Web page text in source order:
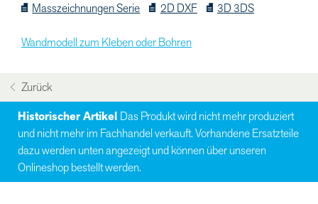
Masszeichnungen Serie
2D DXF 3D 3DS
Wandmodell zum Kleben oder Bohren
Zurück
Historischer Artikel Das Produkt wird nicht mehr produziert
und nicht mehr im Fachhandel verkauft. Vorhandene Ersatzteile
dazu werden unten angezeigt und können über unseren
Onlineshop bestellt werden.